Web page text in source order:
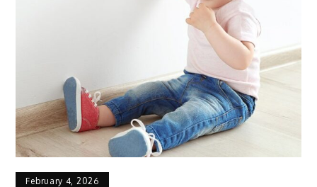
February 4, 2026